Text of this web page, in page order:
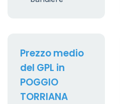
Prezzo medio
del GPL in
POGGIO
TORRIANA